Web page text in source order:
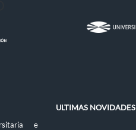
e
ULTIMAS NOVIDADES